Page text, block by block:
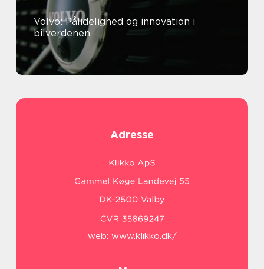
Volvo: Pålidelighed og innovation i
bilverdenen
Adresse
web: www.klikko.dk/